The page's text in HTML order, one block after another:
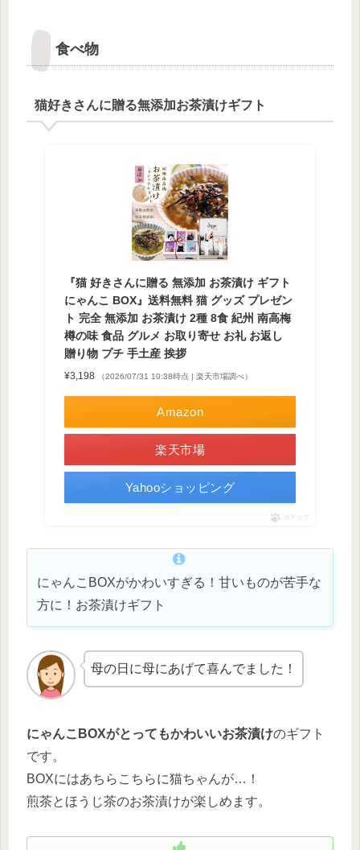
食べ物
猫好きさんに贈る無添加お茶漬けギフト
『猫 好きさんに贈る 無添加 お茶漬け ギフト
にゃんこ BOX』送料無料 猫 グッズ プレゼン
ト 完全 無添加 お茶漬け 2種 8食 紀州 南高梅
樽の味 食品 グルメ お取り寄せ お礼 お返し
贈り物 プチ 手土産 挨拶
¥3,198 （2026/07/31 10:38時点 | 楽天市場調べ）
Amazon
楽天市場
Yahooショッピング
ポチップ
にゃんこBOXがかわいすぎる！甘いものが苦手な
方に！お茶漬けギフト
母の日に母にあげて喜んでました！
にゃんこBOXがとってもかわいいお茶漬けのギフト
です。
BOXにはあちらこちらに猫ちゃんが…！
煎茶とほうじ茶のお茶漬けが楽しめます。